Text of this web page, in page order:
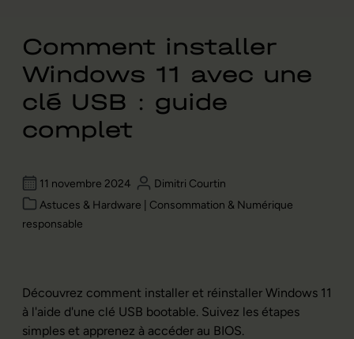
Comment installer
Windows 11 avec une
clé USB : guide
complet
11 novembre 2024
Dimitri Courtin
Astuces & Hardware | Consommation & Numérique
responsable
Découvrez comment installer et réinstaller Windows 11
à l'aide d'une clé USB bootable. Suivez les étapes
simples et apprenez à accéder au BIOS.